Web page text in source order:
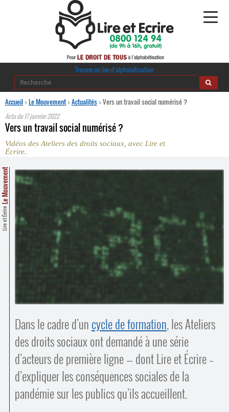
Alphabétisation
Regards croisés
journaldelalpha.be
Comprendre et parler
Bienvenue en Belgique
Contacts
Trouver un lieu d’alphabétisation
Trouver un lieu d’alphabétisation
Accueil>Le Mouvement>Actualités>Vers un travail social numérisé ?
Actu du17 janvier 2022
Vers un travail social numérisé ?
Vidéos des Ateliers des droits sociaux, avec Lire et
Écrire.
Lire et Écrire
Le Mouvement
Dans le cadre d’un cycle de formation, les Ateliers
des droits sociaux ont demandé à une série
d’acteurs de première ligne — dont Lire et Écrire –
d’expliquer les conséquences sociales de la
pandémie sur les publics qu’ils accueillent.